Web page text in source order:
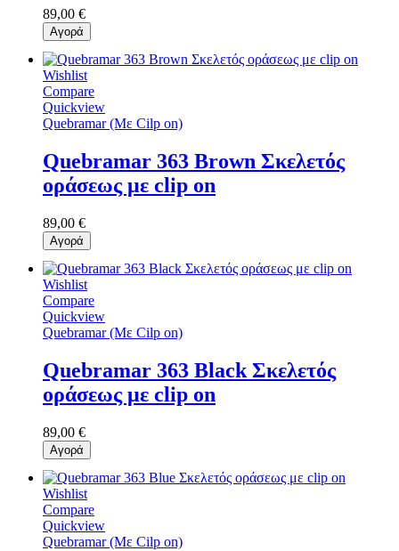
89,00 €
Αγορά
Wishlist
Compare
Quickview
Quebramar (Με Cilp on)
Quebramar 363 Brown Σκελετός
οράσεως με clip on
89,00 €
Αγορά
Wishlist
Compare
Quickview
Quebramar (Με Cilp on)
Quebramar 363 Black Σκελετός
οράσεως με clip on
89,00 €
Αγορά
Wishlist
Compare
Quickview
Quebramar (Με Cilp on)